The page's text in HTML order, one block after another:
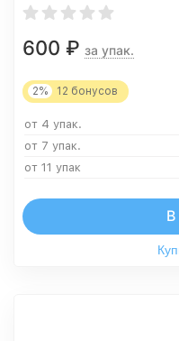
600 ₽ за упак.
2% 12 бонусов
от 4 упак.
от 7 упак.
от 11 упак
В